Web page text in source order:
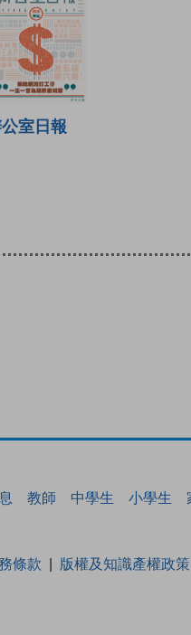
室日報
教師 中學生 小學生
條款 版權及知識產權政策